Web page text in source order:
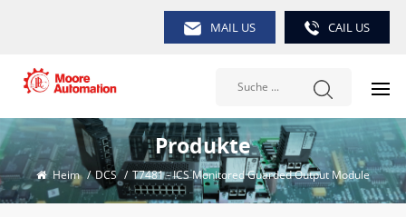
MAIL US CAIL US
Produkte
Heim / DCS / T7481 - ICS Monitored Guarded Output Module